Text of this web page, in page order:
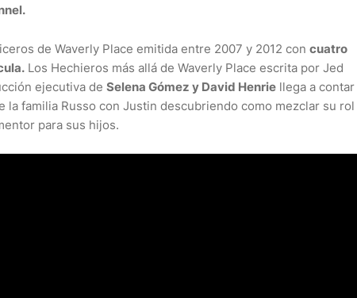
de Waverly Place emitida entre 2007 y 2012 con cuatro
Los Hechieros más allá de Waverly Place escrita por Jed
ejecutiva de Selena Gómez y David Henrie llega a contar
la familia Russo con Justin descubriendo como mezclar su rol
para sus hijos.